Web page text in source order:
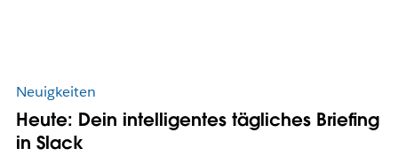
Neuigkeiten
Heute: Dein intelligentes tägliches Briefing
in Slack